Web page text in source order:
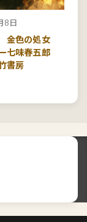
8日
金色の処女
七味春五郎
書房